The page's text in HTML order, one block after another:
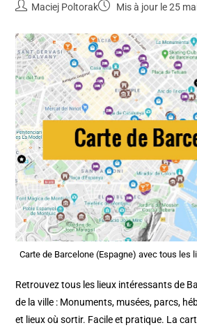
Maciej Poltorak Mis à jour le 25
Carte de Barcelone (Espagne) avec tous les
Retrouvez tous les lieux intéressants de
de la ville : Monuments, musées, parcs,
et lieux où sortir. Facile et pratique. La